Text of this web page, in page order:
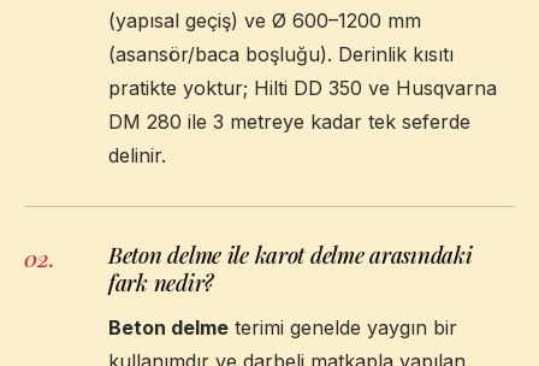
(yapısal geçiş) ve Ø 600–1200 mm
(asansör/baca boşluğu). Derinlik kısıtı
pratikte yoktur; Hilti DD 350 ve Husqvarna
DM 280 ile 3 metreye kadar tek seferde
delinir.
02.
Beton delme ile karot delme arasındaki
fark nedir?
Beton delme terimi genelde yaygın bir
kullanımdır ve darbeli matkapla yapılan